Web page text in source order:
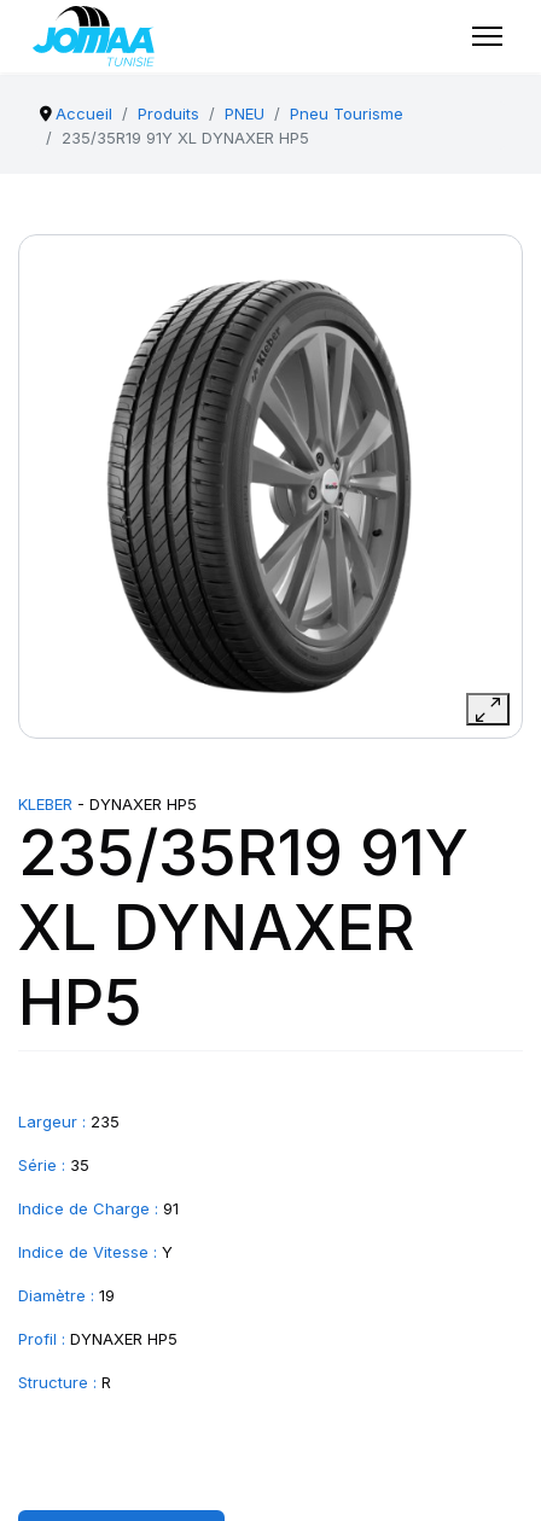
Accueil Produits PNEU
Pneu Tourisme
235/35R19 91Y XL DYNAXER HP5
KLEBER - DYNAXER HP5
235/35R19 91Y
XL DYNAXER
HP5
Largeur : 235
Série : 35
Indice de Charge : 91
Indice de Vitesse : Y
Diamètre : 19
Profil : DYNAXER HP5
Structure : R